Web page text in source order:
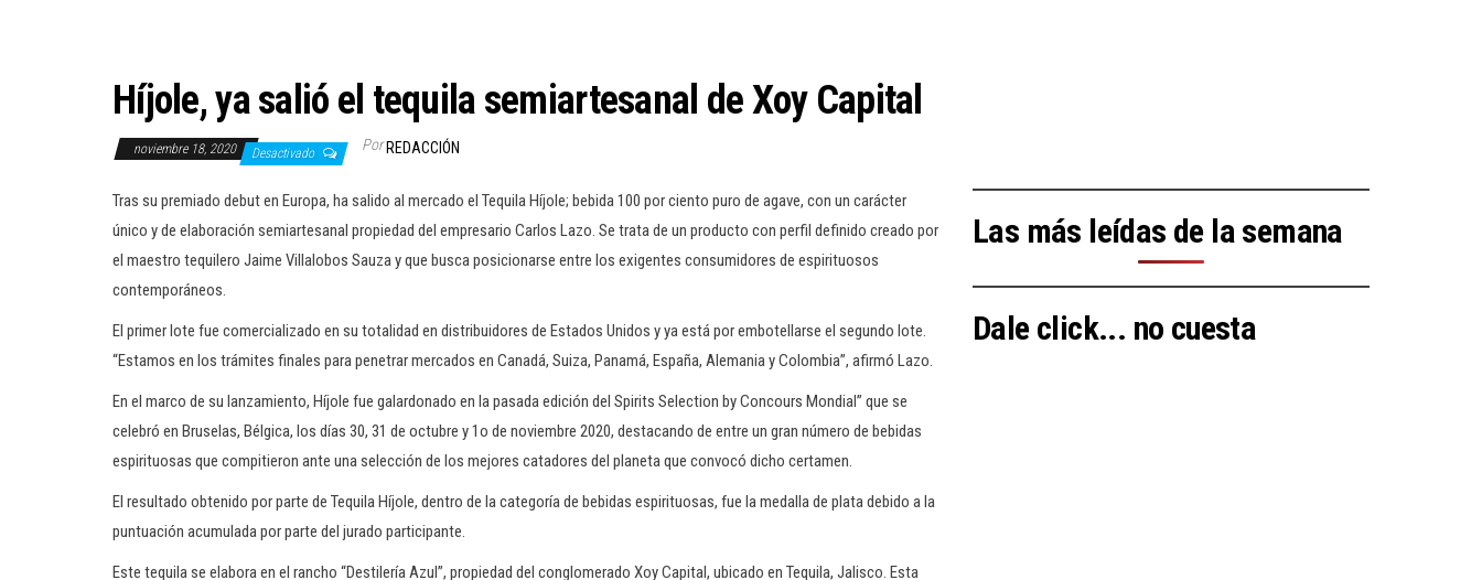
Híjole, ya salió el tequila semiartesanal de Xoy Capital
noviembre 18, 2020 Desactivado Por REDACCIÓN
Tras su premiado debut en Europa, ha salido al mercado el Tequila Híjole; bebida 100 por ciento puro de agave, con un carácter
único y de elaboración semiartesanal propiedad del empresario Carlos Lazo. Se trata de un producto con perfil definido creado por
el maestro tequilero Jaime Villalobos Sauza y que busca posicionarse entre los exigentes consumidores de espirituosos
contemporáneos.
El primer lote fue comercializado en su totalidad en distribuidores de Estados Unidos y ya está por embotellarse el segundo lote.
“Estamos en los trámites finales para penetrar mercados en Canadá, Suiza, Panamá, España, Alemania y Colombia”, afirmó Lazo.
En el marco de su lanzamiento, Híjole fue galardonado en la pasada edición del Spirits Selection by Concours Mondial” que se
celebró en Bruselas, Bélgica, los días 30, 31 de octubre y 1o de noviembre 2020, destacando de entre un gran número de bebidas
espirituosas que compitieron ante una selección de los mejores catadores del planeta que convocó dicho certamen.
El resultado obtenido por parte de Tequila Híjole, dentro de la categoría de bebidas espirituosas, fue la medalla de plata debido a la
puntuación acumulada por parte del jurado participante.
Este tequila se elabora en el rancho “Destilería Azul”, propiedad del conglomerado Xoy Capital, ubicado en Tequila, Jalisco. Esta
Las más leídas de la semana
Dale click... no cuesta